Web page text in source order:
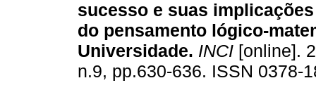
sucesso e suas
do pensamento lógico-
Universidade. INCI [online].
n.9, pp.630-636. ISSN 0378-